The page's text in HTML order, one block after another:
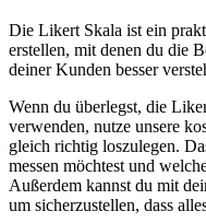
Die Likert Skala ist ein
erstellen, mit denen du die
deiner Kunden besser
Wenn du überlegst, die
verwenden, nutze unsere
gleich richtig loszulegen.
messen möchtest und
Außerdem kannst du mit
um sicherzustellen, dass